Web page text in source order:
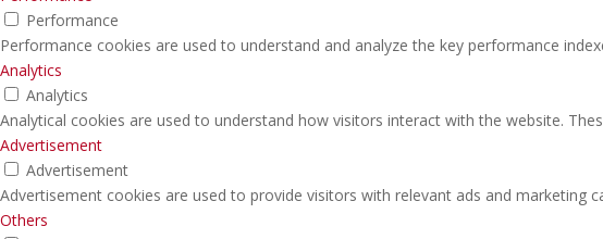
Performance
Performance cookies are used to understand and analyze the key performance
Analytics
Analytics
Analytical cookies are used to understand how visitors interact with the website.
Advertisement
Advertisement
Advertisement cookies are used to provide visitors with relevant ads and
Others